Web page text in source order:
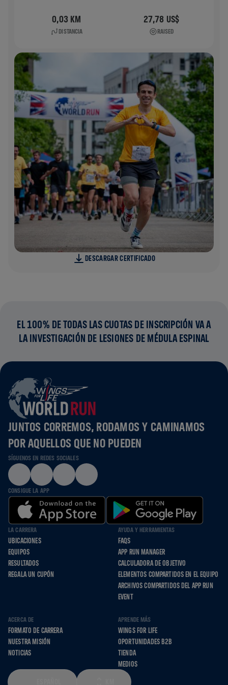
0,03 KM
DISTANCIA
27,78 US$
RAISED
DESCARGAR CERTIFICADO
EL 100% DE TODAS LAS CUOTAS DE INSCRIPCIÓN VA A
LA INVESTIGACIÓN DE LESIONES DE MÉDULA ESPINAL
JUNTOS CORREMOS, RODAMOS Y CAMINAMOS
POR AQUELLOS QUE NO PUEDEN
SÍGUENOS EN REDES SOCIALES
CONSIGUE LA APP
LA CARRERA
UBICACIONES
EQUIPOS
RESULTADOS
REGALA UN CUPÓN
AYUDA Y HERRAMIENTAS
FAQS
APP RUN MANAGER
CALCULADORA DE OBJETIVO
ELEMENTOS COMPARTIDOS EN EL EQUIPO
ARCHIVOS COMPARTIDOS DEL APP RUN
EVENT
ACERCA DE
FORMATO DE CARRERA
NUESTRA MISIÓN
NOTICIAS
APRENDE MÁS
WINGS FOR LIFE
OPORTUNIDADES B2B
TIENDA
MEDIOS